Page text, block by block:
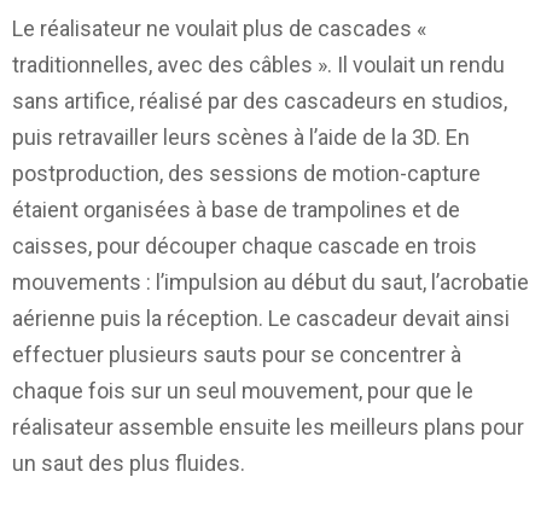
Le réalisateur ne voulait plus de cascades «
traditionnelles, avec des câbles ». Il voulait un rendu
sans artifice, réalisé par des cascadeurs en studios,
puis retravailler leurs scènes à l’aide de la 3D. En
postproduction, des sessions de motion-capture
étaient organisées à base de trampolines et de
caisses, pour découper chaque cascade en trois
mouvements : l’impulsion au début du saut, l’acrobatie
aérienne puis la réception. Le cascadeur devait ainsi
effectuer plusieurs sauts pour se concentrer à
chaque fois sur un seul mouvement, pour que le
réalisateur assemble ensuite les meilleurs plans pour
un saut des plus fluides.